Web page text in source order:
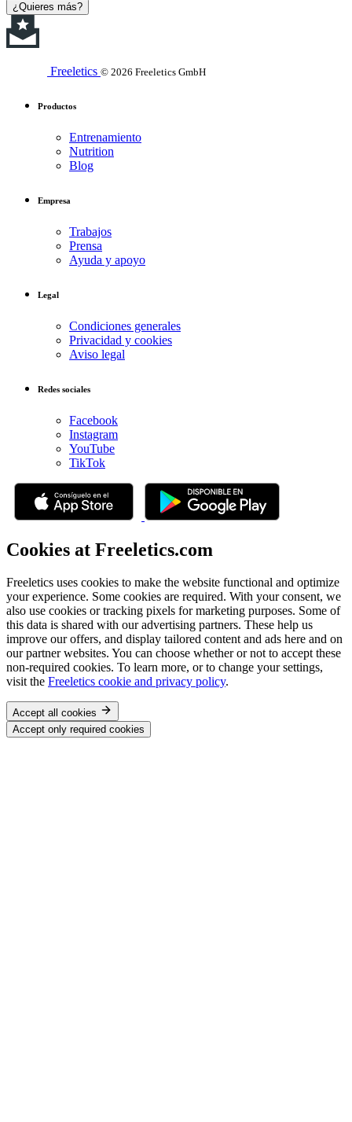
¿Quieres más?
Freeletics © 2026 Freeletics GmbH
Productos
Entrenamiento
Nutrition
Blog
Empresa
Trabajos
Prensa
Ayuda y apoyo
Legal
Condiciones generales
Privacidad y cookies
Aviso legal
Redes sociales
Facebook
Instagram
YouTube
TikTok
Cookies at Freeletics.com
Freeletics uses cookies to make the website functional and optimize
your experience. Some cookies are required. With your consent, we
also use cookies or tracking pixels for marketing purposes. Some of
this data is shared with our advertising partners. These help us
improve our offers, and display tailored content and ads here and on
our partner websites. You can choose whether or not to accept these
non-required cookies. To learn more, or to change your settings,
visit the Freeletics cookie and privacy policy.
Accept all cookies
Accept only required cookies